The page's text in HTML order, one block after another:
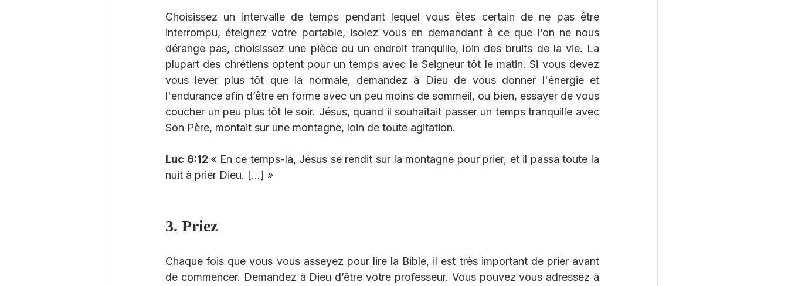
Choisissez un intervalle de temps pendant lequel vous êtes certain de ne pas être
interrompu, éteignez votre portable, isolez vous en demandant à ce que l’on ne nous
dérange pas, choisissez une pièce ou un endroit tranquille, loin des bruits de la vie. La
plupart des chrétiens optent pour un temps avec le Seigneur tôt le matin. Si vous devez
vous lever plus tôt que la normale, demandez à Dieu de vous donner l'énergie et
l'endurance afin d’être en forme avec un peu moins de sommeil, ou bien, essayer de vous
coucher un peu plus tôt le soir. Jésus, quand il souhaitait passer un temps tranquille avec
Son Père, montait sur une montagne, loin de toute agitation.
Luc 6:12 « En ce temps-là, Jésus se rendit sur la montagne pour prier, et il passa toute la
nuit à prier Dieu. [...] »
3. Priez
Chaque fois que vous vous asseyez pour lire la Bible, il est très important de prier avant
de commencer. Demandez à Dieu d’être votre professeur. Vous pouvez vous adressez à